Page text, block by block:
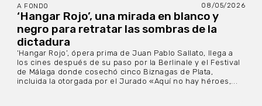
A FONDO 08/05/2026
‘Hangar Rojo’, una mirada en blanco y
negro para retratar las sombras de la
dictadura
‘Hangar Rojo’, ópera prima de Juan Pablo Sallato, llega a
los cines después de su paso por la Berlinale y el Festival
de Málaga donde cosechó cinco Biznagas de Plata,
incluida la otorgada por el Jurado «Aquí no hay héroes,...